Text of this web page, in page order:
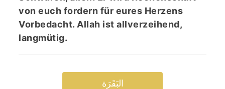
von euch fordern für eures Herzens
Vorbedacht. Allah ist allverzeihend,
langmütig.
البَقَرَة